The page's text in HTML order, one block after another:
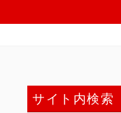
サイト内検索